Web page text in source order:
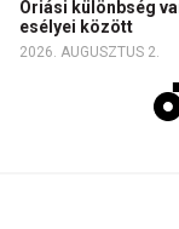
Óriási különbség
esélyei között
2026. AUGUSZTUS 2.